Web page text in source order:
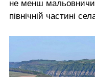
не менш
північній частині